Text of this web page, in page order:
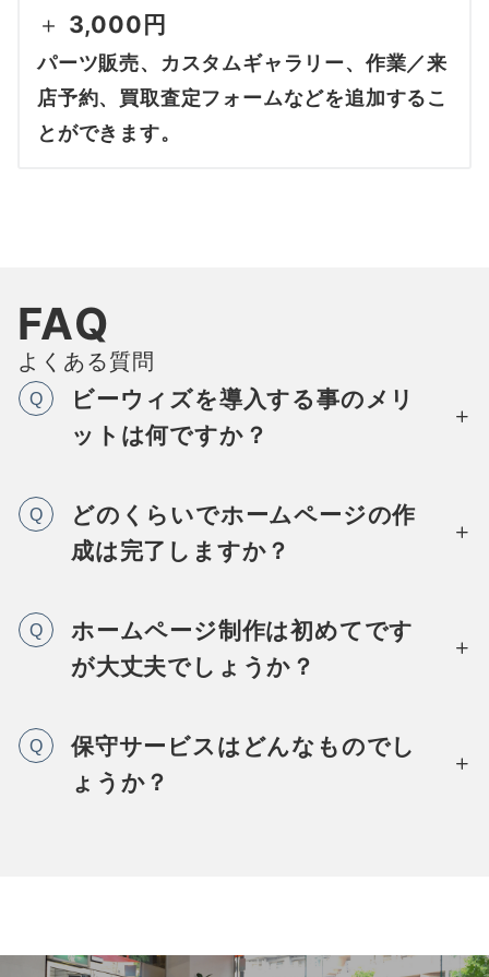
＋ 3,000円
パーツ販売、カスタムギャラリー、作業／来
店予約、買取査定フォームなどを追加するこ
とができます。
FAQ
よくある質問
Q
ビーウィズを導入する事のメリ
ットは何ですか？
Q
どのくらいでホームページの作
成は完了しますか？
Q
ホームページ制作は初めてです
が大丈夫でしょうか？
Q
保守サービスはどんなものでし
ょうか？